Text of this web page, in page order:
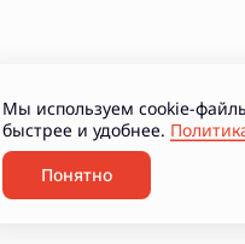
рекламно-информационных
Мы используем cookie-
быстрее и удобнее.
Понятно